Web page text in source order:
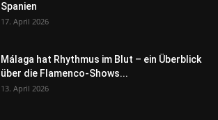
Spanien
17. April 2026
Málaga hat Rhythmus im Blut – ein Überblick
über die Flamenco-Shows...
13. April 2026